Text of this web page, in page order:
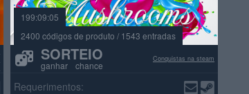
199:09:05
2400 códigos de produto / 1543 entradas
SORTEIO
ganhar chance
Conquistas na steam
Requerimentos: